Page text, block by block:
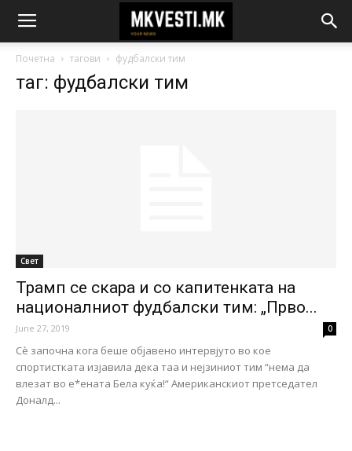
Почетна тагови фудбалски тим
таг: фудбалски тим
Свет
Трамп се скара и со капитенката на
националниот фудбалски тим: „Прво...
June 27, 2019 0
Сè започна кога беше објавено интервјуто во кое
спортистката изјавила дека таа и нејзиниот тим “нема да
влезат во е*ената Бела куќа!“ Американскиот претседател
Доналд...